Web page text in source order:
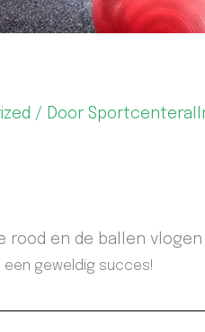
/ Door
rood en de ballen
een geweldig succes!